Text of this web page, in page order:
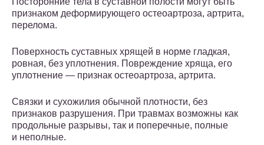
признаком деформирующего остеоартроза, артрита,
перелома.
Поверхность суставных хрящей в норме гладкая,
ровная, без уплотнения. Повреждение хряща, его
уплотнение — признак остеоартроза, артрита.
Связки и сухожилия обычной плотности, без
признаков разрушения. При травмах возможны как
продольные разрывы, так и поперечные, полные
и неполные.